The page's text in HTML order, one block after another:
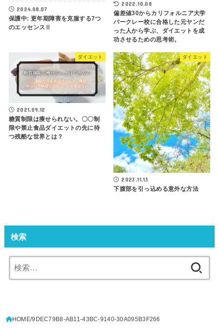
2024.08.07
保護中: 更年期障害を克服する7つ
のエッセンスⅡ
2022.10.08
偏差値30からカリフォルニア大学
バークレー校に合格した元ヤンだ
った人から学ぶ、ダイエットを成
功させるための思考術。
ダイエット
2021.09.12
糖質制限は痩せられない。〇〇制
限や禁止食品ダイエットの先に待
つ残酷な世界とは？
ダイエット
2023.11.13
下腹部を引っ込める意外な方法
検索
索:
HOME 9DEC79B8-AB11-43BC-9140-30A095B3F266